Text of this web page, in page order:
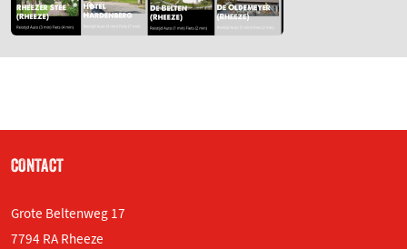
CONTACT
Grote Beltenweg 17
7794 RA Rheeze